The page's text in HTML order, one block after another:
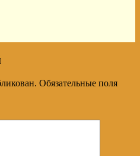
Обязательные поля